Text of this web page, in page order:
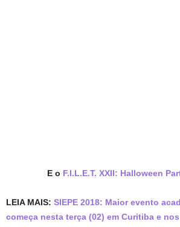
E o F.I.L.E.T. XXII: Halloween
LEIA MAIS: SIEPE 2018: Maior evento
começa nesta terça (02) em Curitiba e